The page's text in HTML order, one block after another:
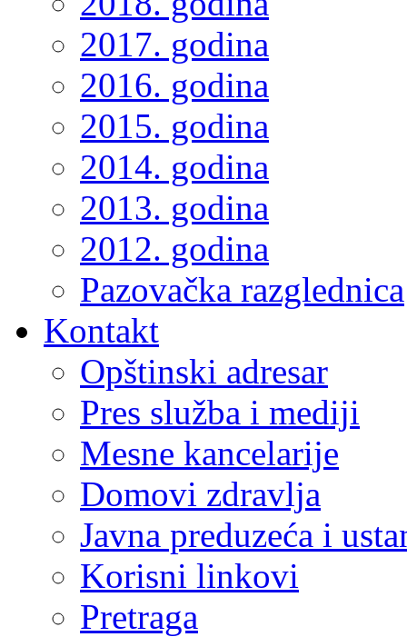
2017. godina
2016. godina
2015. godina
2014. godina
2013. godina
2012. godina
Pazovačka razglednica
Kontakt
Opštinski adresar
Pres služba i mediji
Mesne kancelarije
Domovi zdravlja
Javna preduzeća i
Korisni linkovi
Pretraga